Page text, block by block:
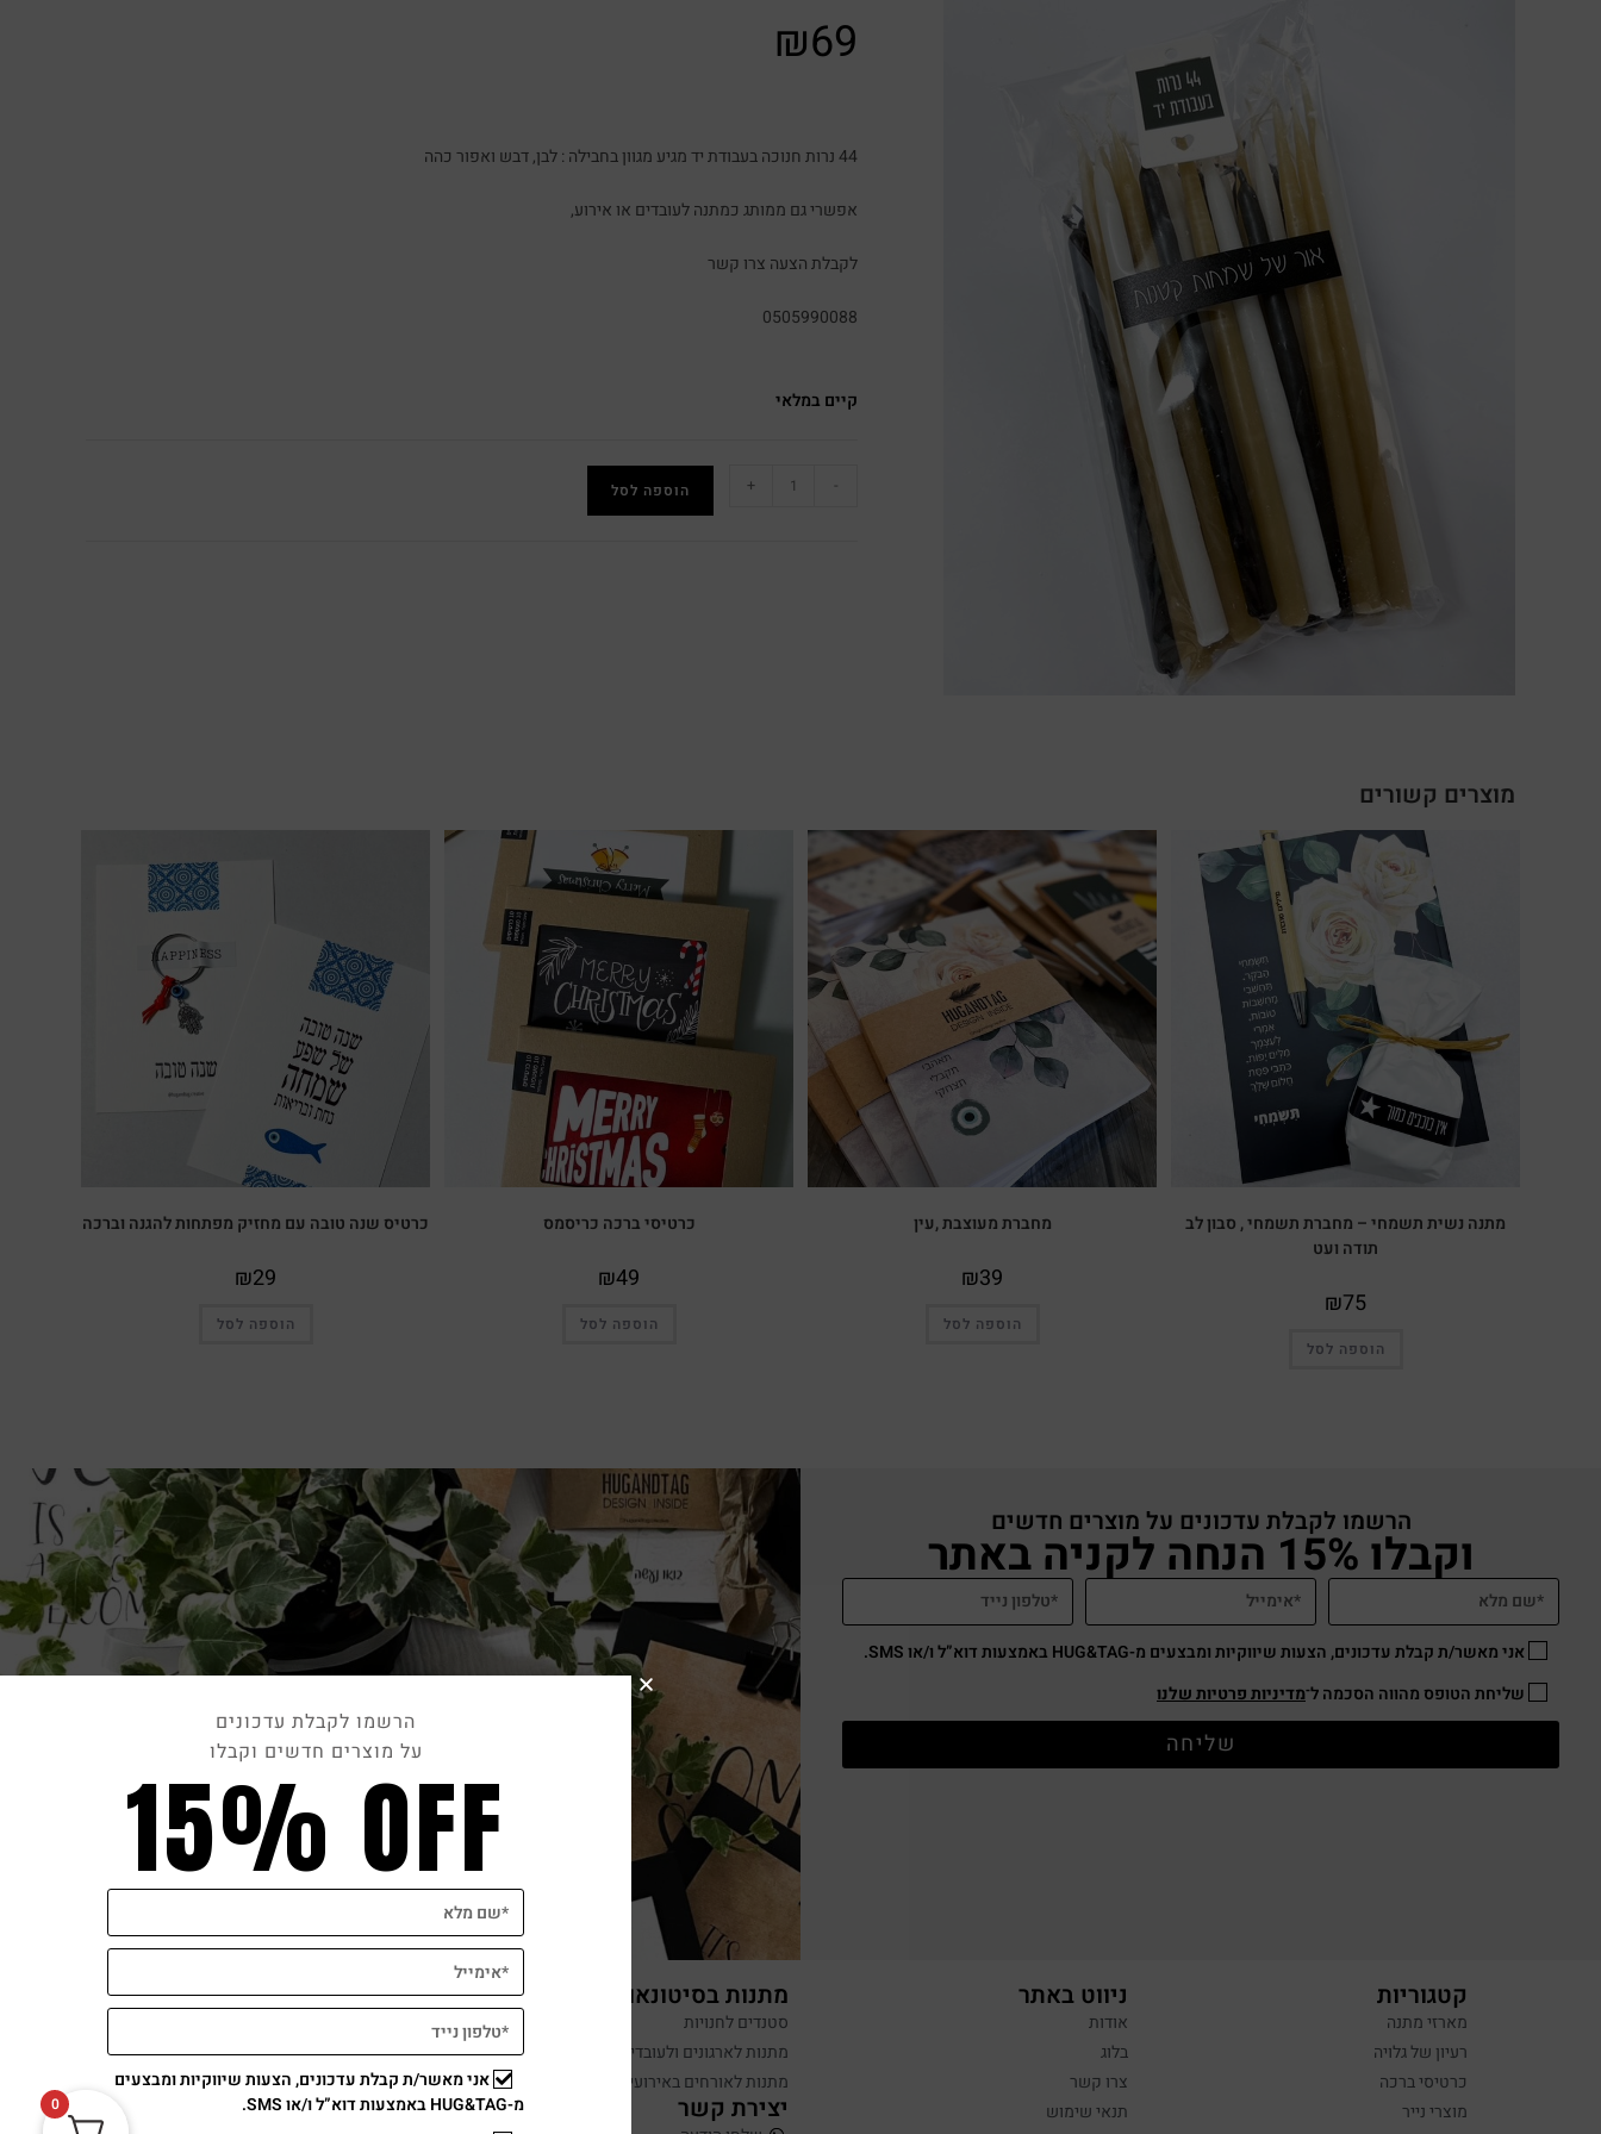
₪69
44 נרות חנוכה בעבודת יד מגיע מגוון בחבילה : לבן, דבש ואפור כהה
אפשרי גם ממותג כמתנה לעובדים או אירוע,
לקבלת הצעה צרו קשר
0505990088
קיים במלאי
+ הוספה לסל
מוצרים קשורים
מתנה נשית תשמחי – מחברת תשמחי , סבון לב
תודה ועט
₪75
הוספה לסל
מחברת מעוצבת ,עין
₪39
הוספה לסל
כרטיסי ברכה כריסמס
₪49
הוספה לסל
כרטיס שנה טובה עם מחזיק מפתחות להגנה וברכה
₪29
הוספה לסל
הרשמו לקבלת עדכונים על מוצרים חדשים
וקבלו 15% הנחה לקניה באתר
אני מאשר/ת קבלת עדכונים, הצעות שיווקיות ומבצעים מ-HUG&TAG באמצעות דוא”ל ו/או SMS.
שליחת הטופס מהווה הסכמה ל־מדיניות פרטיות שלנו
שליחה
קטגוריות
מארזי מתנה
רעיון של גלויה
כרטיסי ברכה
מוצרי נייר
ניווט באתר
אודות
בלוג
צרו קשר
תנאי שימוש
מתנות בסיטונאות
סטנדים לחנויות
מתנות לארגונים ולעובדים
מתנות לאורחים באירועים
יצירת קשר 0
הרשמו לקבלת עדכונים
על מוצרים חדשים וקבלו
15% OFF
אני מאשר/ת קבלת עדכונים, הצעות שיווקיות ומבצעים
מ-HUG&TAG באמצעות דוא”ל ו/או SMS.